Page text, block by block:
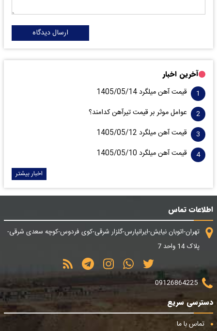
ارسال دیدگاه
آخرین اخبار
قیمت آهن میلگرد 1405/05/14
عوامل موثر بر قیمت تیرآهن کدامند؟
قیمت آهن میلگرد 1405/05/12
قیمت آهن میلگرد 1405/05/10
اخبار بیشتر
اطلاعات تماس
تهران-اتوبان نیایش-ایرانپارس-گلزار شرقی-کوی فردوس-کوچه سعدی شرقی-
پلاک 14 واحد 7
09126864225
دسترسی سریع
تماس با ما